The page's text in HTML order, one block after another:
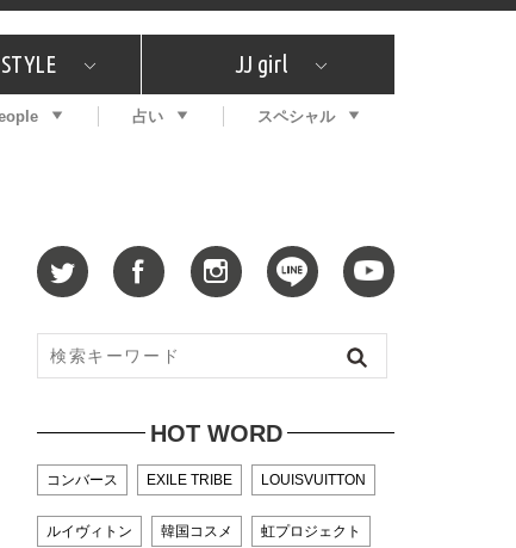
"それどこの"？ プチプラ プレゼント
メ全部試してみた What's NEW？ 特集
ド エンタメ プレゼント
恋愛
JJ girl
特集 おしゃラン！
占い スペシャル
HOT WORD
コンバース EXILE TRIBE LOUISVUITTON
ルイヴィトン 韓国コスメ 虹プロジェクト